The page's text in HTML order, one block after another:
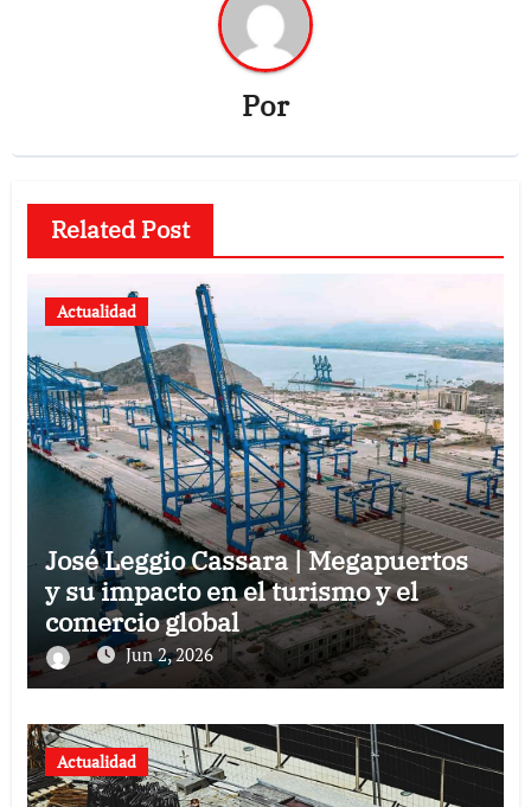
Por
Related Post
Actualidad
José Leggio Cassara | Megapuertos
y su impacto en el turismo y el
comercio global
Jun 2, 2026
Actualidad